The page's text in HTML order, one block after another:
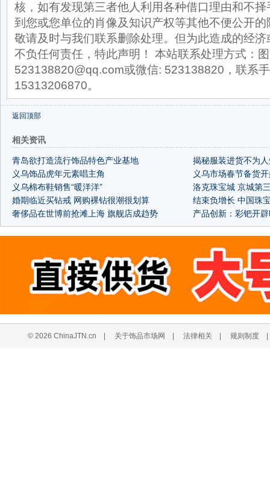
核，如有发现第三者他人利用各种借口理由和不
到您或您单位的肖像及知识产权等其他不便公开
敬请及时与我们联系删除处理。但为此造成的经
不负任何责任，特此声明！ 本站联系处理方式：
523138820@qq.com或微信: 523138820，联系
15313206870。
返回顶部
相关资讯
青岛欲打造流行饰品特色产业基地
揭秘服装进货不为
义乌饰品虎年元素唱主角
义乌市场春节备货
义乌棉布鞋销售“暖洋洋”
洛克珠宝城 京城第
婚期临近买钻戒 网购裸钻很潮很划算
结束负增长 中国珠
奢侈品在世博前抢滩上海 旗舰店成趋势
产品创新：彩钯开
© 2026 ChinaJTN.cn 关于饰品市场网 法律相关 规则制度